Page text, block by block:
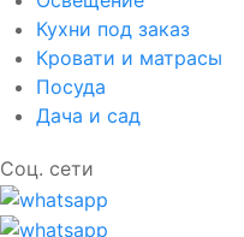
Кухни под заказ
Кровати и матрасы
Посуда
Дача и сад
Соц. сети